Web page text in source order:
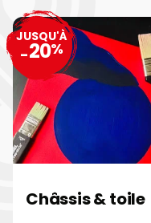
Châssis & toile
JUSQU'À
-20%